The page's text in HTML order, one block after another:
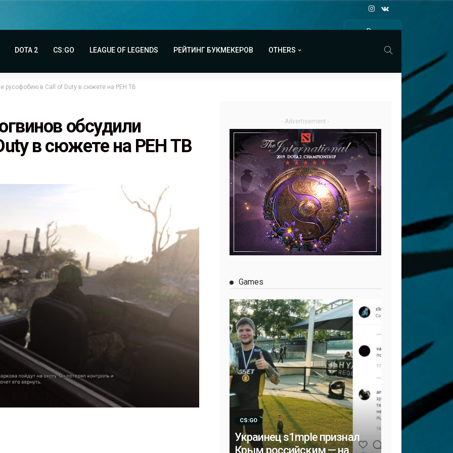
Все
DOTA 2 CS:GO LEAGUE OF LEGENDS РЕЙТИНГ БУКМЕКЕРОВ OTHERS
русофобию в Call of Duty в сюжете на РЕН ТВ
обсудили
в сюжете на РЕН ТВ
- Advertisement -
Games
CS:GO
Украинец s1mple признал
Крым российским — на